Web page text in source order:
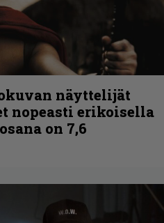
näyttelijät
nopeasti erikoisella
on 7,6